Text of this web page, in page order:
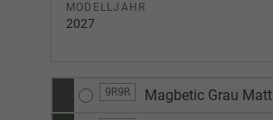
MODELLJAHR
2027
9R9R Magbetic Grau Matt